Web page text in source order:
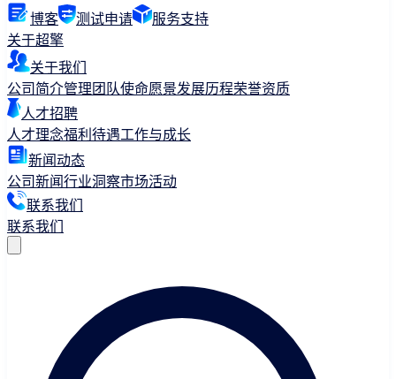
博客
测试申请
服务支持
关于超擎
关于我们
公司简介管理团队使命愿景发展历程荣誉资质
人才招聘
人才理念福利待遇工作与成长
新闻动态
公司新闻行业洞察市场活动
联系我们
联系我们